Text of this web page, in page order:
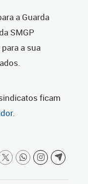
a Guarda
SMGP
a sua
ficam
.